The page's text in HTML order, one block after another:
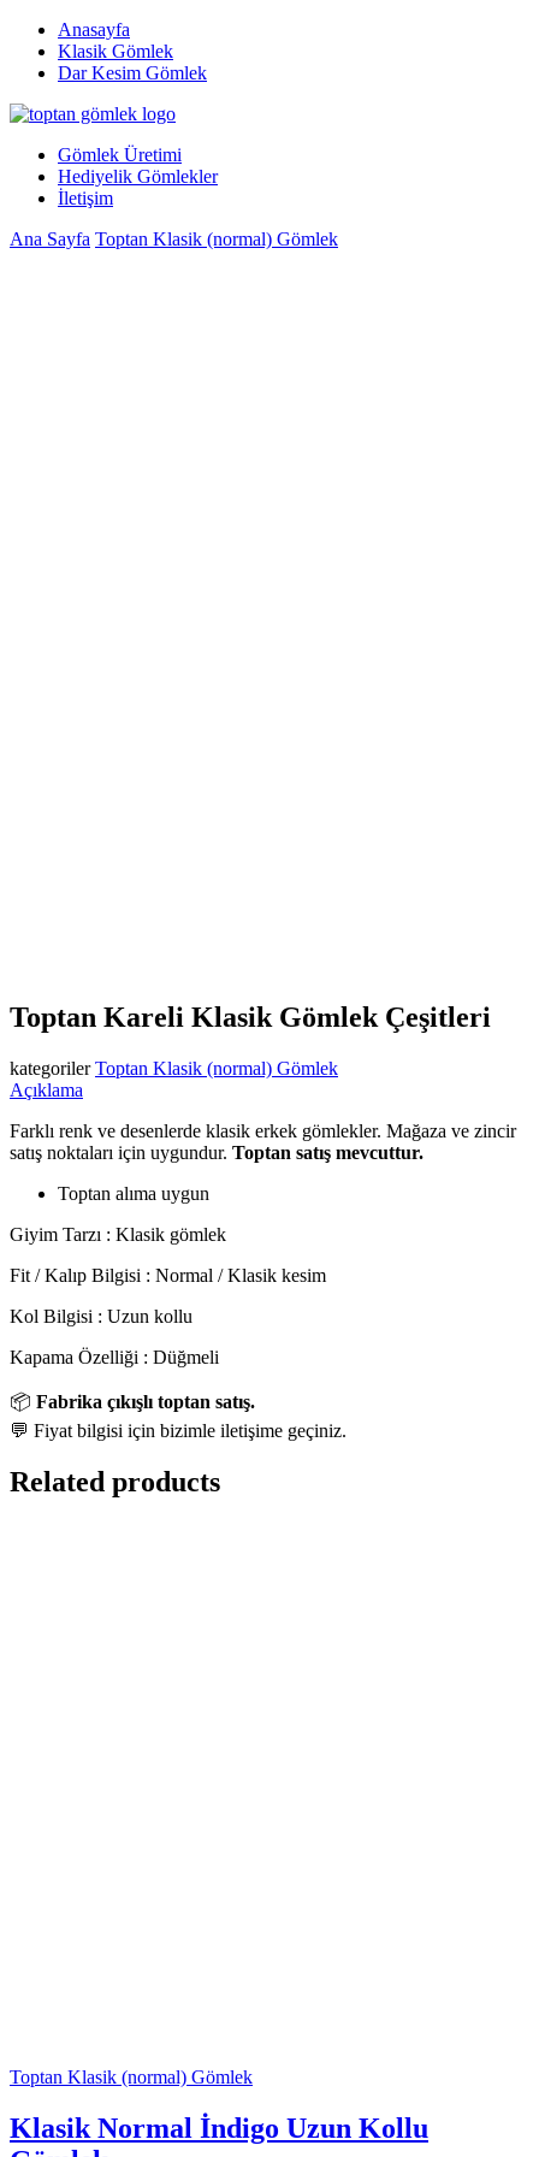
Anasayfa
Klasik Gömlek
Dar Kesim Gömlek
Gömlek Üretimi
Hediyelik Gömlekler
İletişim
Ana Sayfa Toptan Klasik (normal) Gömlek
Toptan Kareli Klasik Gömlek Çeşitleri
kategoriler Toptan Klasik (normal) Gömlek
Açıklama
Farklı renk ve desenlerde klasik erkek gömlekler. Mağaza ve zincir
satış noktaları için uygundur. Toptan satış mevcuttur.
Toptan alıma uygun
Giyim Tarzı : Klasik gömlek
Fit / Kalıp Bilgisi : Normal / Klasik kesim
Kol Bilgisi : Uzun kollu
Kapama Özelliği : Düğmeli
📦 Fabrika çıkışlı toptan satış.
💬 Fiyat bilgisi için bizimle iletişime geçiniz.
Related products
Toptan Klasik (normal) Gömlek
Klasik Normal İndigo Uzun Kollu